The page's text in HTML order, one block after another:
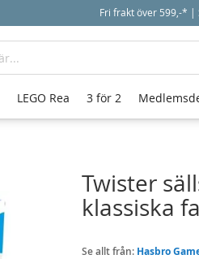
Fri frakt över 599,-* |
Twister
klassiska
Se allt från: Hasbro
LEGO Rea 3 för 2